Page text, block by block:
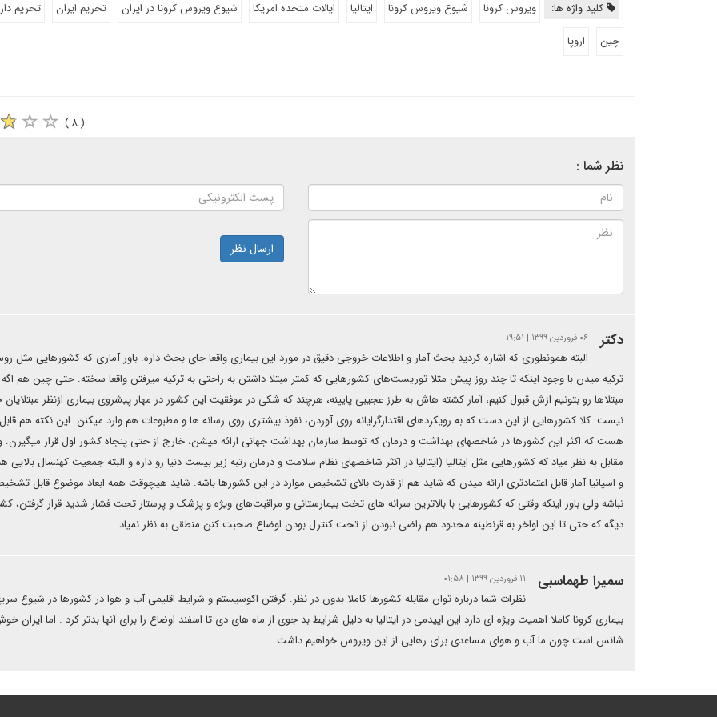
کلید واژه ها: ویروس کرونا شیوع ویروس کرونا ایتالیا ایالات متحده امریکا شیوع ویروس کرونا در ایران تحریم ایران
تحریم
چین
اروپا
( ۸ )
نظر شما :
ارسال نظر
دکتر ۰۶ فروردین ۱۳۹۹ | ۱۹:۵۱
البته همونطوری که اشاره کردید بحث آمار و اطلاعات خروجی دقیق در مورد این بیماری واقعا جای بحث داره. باور آماری که کشورهایی مثل
ترکیه میدن با وجود اینکه تا چند روز پیش مثلا توریست‌های کشورهایی که کمتر مبتلا داشتن به راحتی به ترکیه میرفتن واقعا سخته. حتی چین هم اگه
مبتلاها رو بتونیم ازش قبول کنیم، آمار کشته هاش به طرز عجیبی پایینه، هرچند که شکی در موفقیت این کشور در مهار پیشروی بیماری ازنظر مبتلایان
نیست. کلا کشورهایی از این دست که به رویکردهای اقتدارگرایانه روی آوردن، نفوذ بیشتری روی رسانه ها و مطبوعات هم وارد میکنن. این نکته هم
هست که اکثر این کشورها در شاخصهای بهداشت و درمان که توسط سازمان بهداشت جهانی ارائه میشن، خارج از حتی پنجاه کشور اول قرار میگیرن.
مقابل به نظر میاد که کشورهایی مثل ایتالیا (ایتالیا در اکثر شاخصهای نظام سلامت و درمان رتبه زیر بیست دنیا رو داره و البته جمعیت کهنسال بالایی
و اسپانیا آمار قابل اعتمادتری ارائه میدن که شاید هم از قدرت بالای تشخیص موارد در این کشورها باشه. شاید هیچوقت همه ابعاد موضوع قابل
نباشه ولی باور اینکه وقتی که کشورهایی با بالاترین سرانه های تخت بیمارستانی و مراقبت‌های ویژه و پزشک و پرستار تحت فشار شدید قرار گرفتن،
دیگه که حتی تا این اواخر به قرنطینه محدود هم راضی نبودن از تحت کنترل بودن اوضاع صحبت کنن منطقی به نظر نمیاد.
سمیرا طهماسبی ۱۱ فروردین ۱۳۹۹ | ۰۱:۵۸
نظرات شما درباره توان مقابله کشورها کاملا بدون در نظر. گرفتن اکوسیستم و شرایط اقلیمی آب و هوا در کشورها در شیوع
بیماری کرونا کاملا اهمیت ویژه ای دارد این اپیدمی در ایتالیا به دلیل شرایط بد جوی از ماه های دی تا اسفند اوضاع را برای آنها بدتر کرد . اما ایران
شانس است چون ما آب و هوای مساعدی برای رهایی از این ویروس خواهیم داشت .